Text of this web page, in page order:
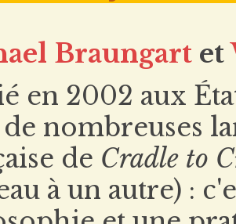
Braungart et
en 2002 aux
de nombreuses
de Cradle to
à un autre) :